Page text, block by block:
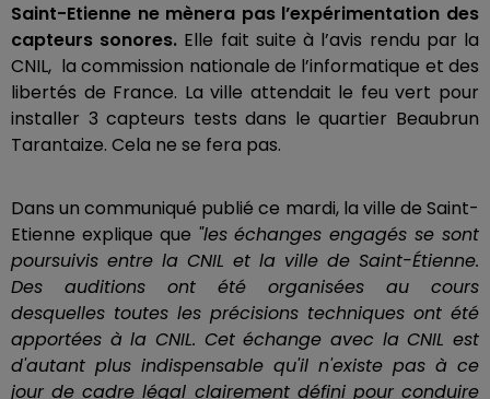
Saint-Etienne ne mènera pas l’expérimentation des
capteurs sonores. Elle fait suite à l’avis rendu par la
CNIL, la commission nationale de l’informatique et des
libertés de France. La ville attendait le feu vert pour
installer 3 capteurs tests dans le quartier Beaubrun
Tarantaize. Cela ne se fera pas.
Dans un communiqué publié ce mardi, la ville de Saint-
Etienne explique que "les échanges engagés se sont
poursuivis entre la CNIL et la ville de Saint-Étienne.
Des auditions ont été organisées au cours
desquelles toutes les précisions techniques ont été
apportées à la CNIL. Cet échange avec la CNIL est
d'autant plus indispensable qu'il n'existe pas à ce
jour de cadre légal clairement défini pour conduire